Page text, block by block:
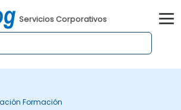
Servicios Corporativos
Formación